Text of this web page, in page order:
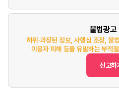
불법광고
허위·과장된 정보, 사행심 조장, 불
이용자 피해 등을 유발하는 부적
신고하